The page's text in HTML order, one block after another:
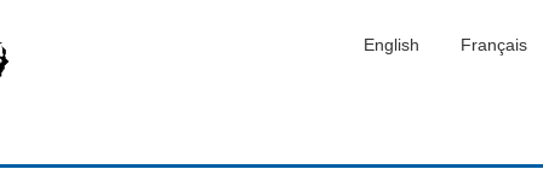
English Français